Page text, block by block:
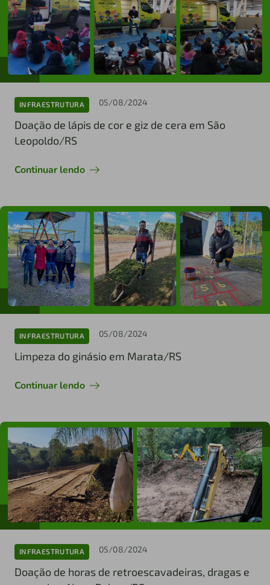
INFRAESTRUTURA 05/08/2024
Doação de lápis de cor e giz de cera em São
Leopoldo/RS
Continuar lendo
INFRAESTRUTURA 05/08/2024
Limpeza do ginásio em Marata/RS
Continuar lendo
INFRAESTRUTURA 05/08/2024
Doação de horas de retroescavadeiras, dragas e